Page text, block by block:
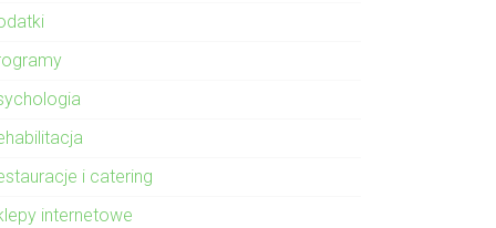
i catering
internetowe